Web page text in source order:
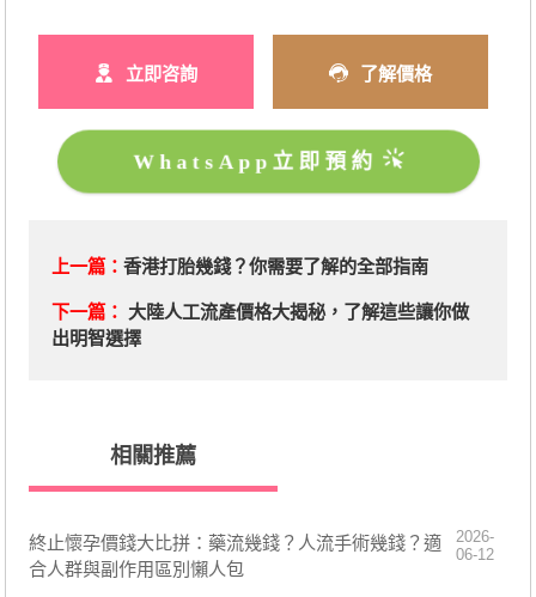
立即咨詢 了解價格
WhatsApp立即預約
上一篇： 香港打胎幾錢？你需要了解的全部指南
下一篇： 大陸人工流產價格大揭秘，了解這些讓你做
出明智選擇
相關推薦
終止懷孕價錢大比拼：藥流幾錢？人流手術幾錢？適
合人群與副作用區別懶人包
2026-
06-12